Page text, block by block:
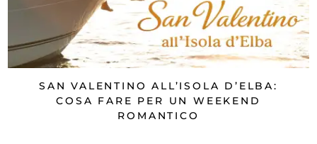
SAN VALENTINO ALL’ISOLA D’ELBA:
COSA FARE PER UN WEEKEND
ROMANTICO